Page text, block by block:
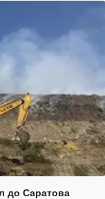
до Саратова